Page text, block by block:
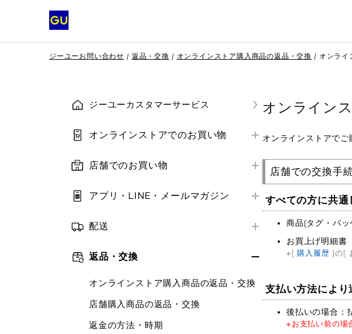
ジーユーお問い合わせ 返品・交換 オンラインストア購入商品の返品・交換 オンライ
ジーユーカスタマーサービス
オンラインストアでのお買い物
ご注文方法
クーポン
ORDER & PICK
予約販売
補正サービス
店舗でのお買い物
補正サービス
店舗サービスアンケート
トラブル解決ガイド
アプリ・LINE・メールマガジン
アプリ・LINE
メールマガジン
ログイン・会員情報
購入履歴
クーポン
配送
お届け日数
配送状況の確認
お届け先・日時の変更
トラブル解決ガイド
返品・交換
オンラインストア購入商品の返品・交換
店舗購入商品の返品・交換
返金の方法・時期
オンライン
オンラインストアで
店舗での交換手
すべての方に共通
商品(タグ・パ
お買上げ明細書
[購入履歴 ]の[
支払い方法によ
後払いの場合：
お支払い前の場